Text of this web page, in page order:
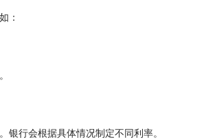
：
行会根据具体情况制定不同利率。